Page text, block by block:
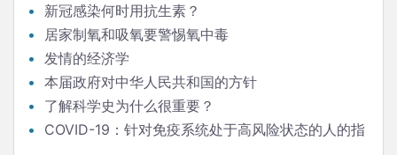
新冠感染何时用抗生素？
居家制氧和吸氧要警惕氧中毒
发情的经济学
本届政府对中华人民共和国的方针
了解科学史为什么很重要？
COVID-19：针对免疫系统处于高风险状态的人的指